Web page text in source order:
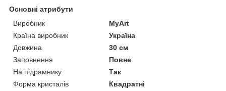
Основні атрибути
Виробник
MyArt
Країна виробник
Україна
Довжина
30 см
Заповнення
Повне
На підрамнику
Так
Форма кристалів
Квадратні